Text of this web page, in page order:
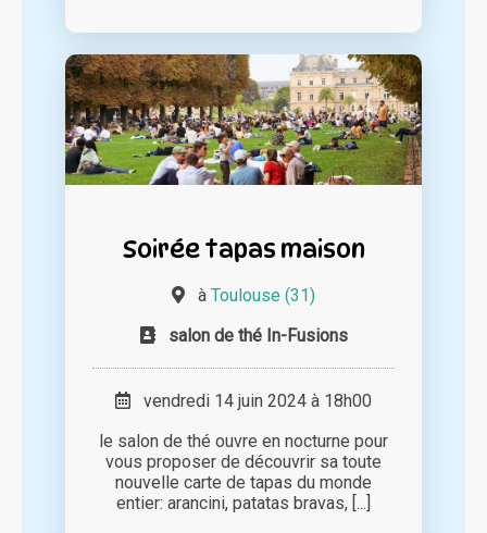
Soirée tapas maison
à Toulouse (31)
salon de thé In-Fusions
vendredi 14 juin 2024 à 18h00
le salon de thé ouvre en nocturne pour
vous proposer de découvrir sa toute
nouvelle carte de tapas du monde
entier: arancini, patatas bravas, [...]